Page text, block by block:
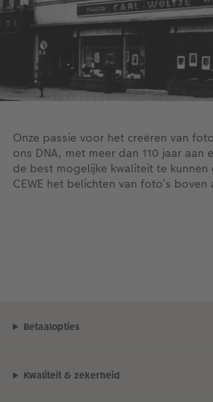
Onze passie voor het creëren van
ons DNA, met meer dan 110 jaar aan
de best mogelijke kwaliteit te kunnen
CEWE het belichten van foto’s
Betaalopties
Kwaliteit & zekerheid